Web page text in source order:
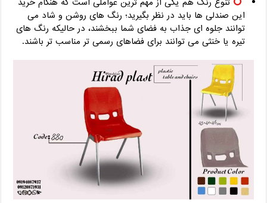
این صندلی ها باید در نظر بگیرید؛ رنگ های روشن و شاد می
توانند جلوه ای جذاب به فضای شما ببخشند، در حالیکه رنگ های
تیره یا خنثی می توانند برای فضاهای رسمی تر مناسب تر باشند.